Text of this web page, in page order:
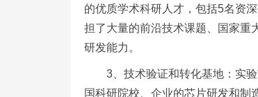
的优质学术科研人才，包括5名资
担了大量的前沿技术课题、国家重
研发能力。
3、技术验证和转化基地：实验
国科研院校、企业的芯片研发和制